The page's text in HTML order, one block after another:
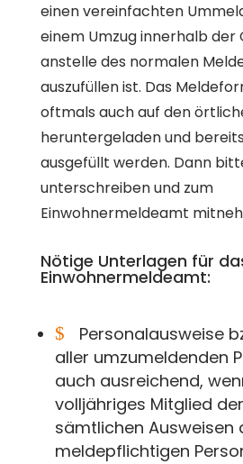
einen vereinfachten
einem Umzug innerhalb der
anstelle des normalen
auszufüllen ist. Das
oftmals auch auf den
heruntergeladen und
ausgefüllt werden. Dann
unterschreiben und zum
Einwohnermeldeamt
Nötige Unterlagen für
Einwohnermeldeamt:
$
Personalausweise
aller umzumeldenden
auch ausreichend,
volljähriges Mitglied
sämtlichen Ausweisen
meldepflichtigen